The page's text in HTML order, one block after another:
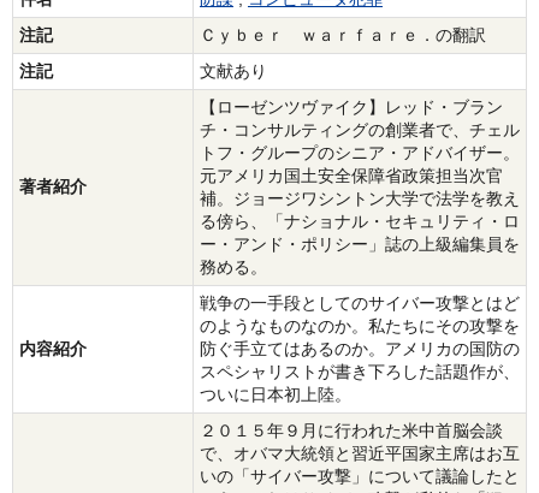
注記
Ｃｙｂｅｒ ｗａｒｆａｒｅ．の翻訳
注記
文献あり
著者紹介
【ローゼンツヴァイク】レッド・ブラン
チ・コンサルティングの創業者で、チェル
トフ・グループのシニア・アドバイザー。
元アメリカ国土安全保障省政策担当次官
補。ジョージワシントン大学で法学を教え
る傍ら、「ナショナル・セキュリティ・ロ
ー・アンド・ポリシー」誌の上級編集員を
務める。
内容紹介
戦争の一手段としてのサイバー攻撃とはど
のようなものなのか。私たちにその攻撃を
防ぐ手立てはあるのか。アメリカの国防の
スペシャリストが書き下ろした話題作が、
ついに日本初上陸。
２０１５年９月に行われた米中首脳会談
で、オバマ大統領と習近平国家主席はお互
いの「サイバー攻撃」について議論したと